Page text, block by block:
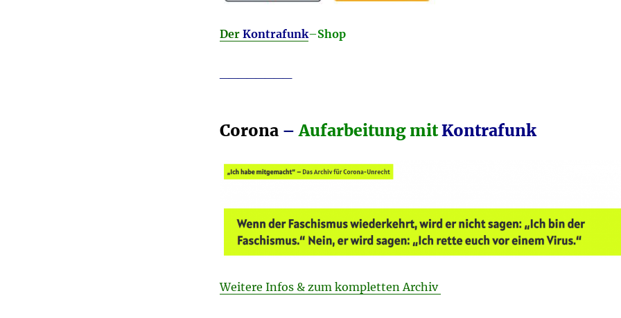
Der Kontrafunk–Shop
Corona–Aufarbeitung mitKontrafunk
Weitere Infos & zum kompletten Archiv